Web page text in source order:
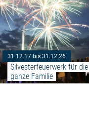
31.12.17 bis 31.12.26
Silvesterfeuerwerk für die
ganze Familie